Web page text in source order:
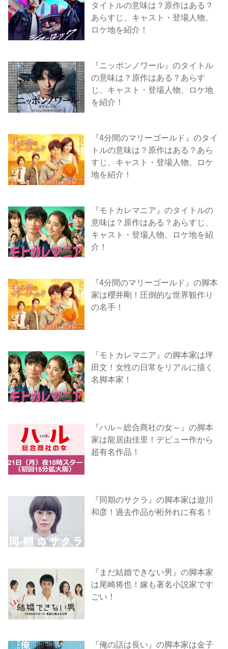
タイトルの意味は？原作はある？
あらすじ、キャスト・登場人物、
ロケ地を紹介！
『ニッポンノワール』のタイトル
の意味は？原作はある？あらす
じ、キャスト・登場人物、ロケ地
を紹介！
『4分間のマリーゴールド』のタイ
トルの意味は？原作はある？あら
すじ、キャスト・登場人物、ロケ
地を紹介！
『モトカレマニア』のタイトルの
意味は？原作はある？あらすじ、
キャスト・登場人物、ロケ地を紹
介！
『4分間のマリーゴールド』の脚本
家は櫻井剛！圧倒的な世界観作り
の名手！
『モトカレマニア』の脚本家は坪
田文！女性の日常をリアルに描く
名脚本家！
『ハル～総合商社の女～』の脚本
家は龍居由佳里！デビュー作から
超有名作品！
『同期のサクラ』の脚本家は遊川
和彦！過去作品が桁外れに有名！
『まだ結婚できない男』の脚本家
は尾崎将也！嫁も著名小説家です
ごい！
『俺の話は長い』の脚本家は金子